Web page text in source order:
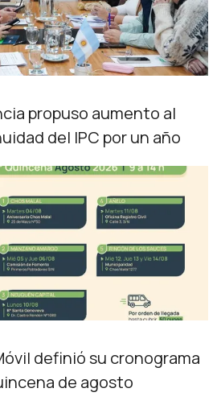
propuso aumento al
del IPC por un año
definió su cronograma
de agosto